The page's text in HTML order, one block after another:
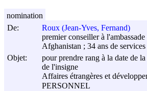
De:
Roux (Jean-Yves, Fernand)
premier conseiller à l'ambassade
Afghanistan ; 34 ans de services
Objet:
pour prendre rang à la date de
de l'insigne
Affaires étrangères et
PERSONNEL
nomination